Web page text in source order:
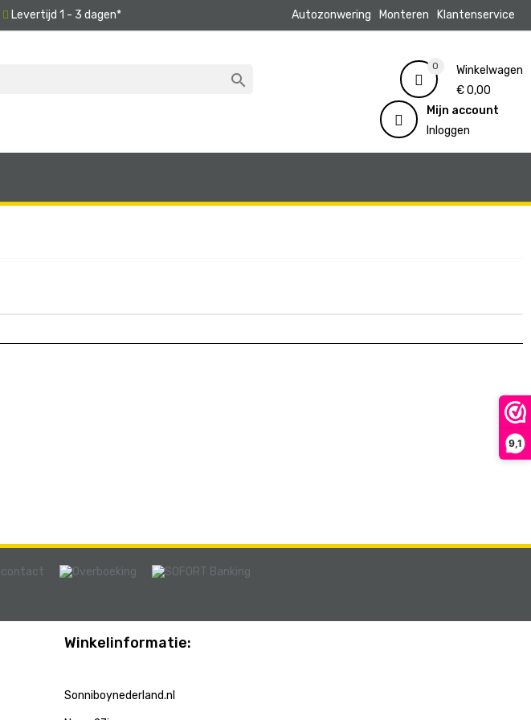
9,1
Levertijd 1 - 3 dagen* Autozonwering Monteren Klantenservice

0
Winkelwagen
€ 0,00
Mijn account
Inloggen
Winkelinformatie:
Sonniboynederland.nl